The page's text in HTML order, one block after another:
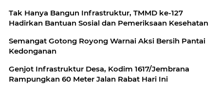
Tak Hanya Bangun Infrastruktur, TMMD ke-127
Hadirkan Bantuan Sosial dan Pemeriksaan Kesehatan
Semangat Gotong Royong Warnai Aksi Bersih Pantai
Kedonganan
Genjot Infrastruktur Desa, Kodim 1617/Jembrana
Rampungkan 60 Meter Jalan Rabat Hari Ini